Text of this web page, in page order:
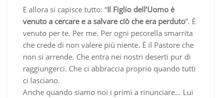
E allora si capisce tutto: “Il Figlio dell’Uomo è
venuto a cercare e a salvare ciò che era perduto”. È
venuto per te. Per me. Per ogni pecorella smarrita
che crede di non valere più niente. È il Pastore che
non si arrende. Che entra nei nostri deserti pur di
raggiungerci. Che ci abbraccia proprio quando tutti
ci lasciano.
Anche quando siamo noi i primi a rinunciare… Lui